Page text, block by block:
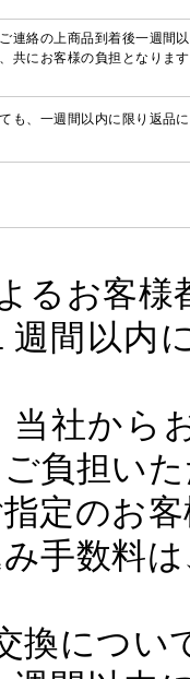
連絡の上商品到着後一週間
共にお客様の負担となりま
も、一週間以内に限り返品
るお客
週間以
当社か
負担い
指定のお
み手数料
換につい